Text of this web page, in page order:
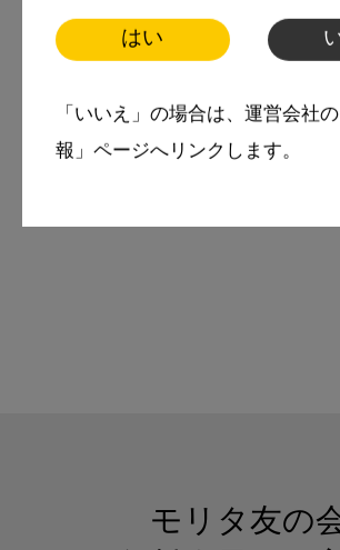
はい
「いいえ」の場合は、運営会社
報」ページへリンクします。
むし歯の少ない町の
の日常 シーズン２：
むし歯予防
スマイル＋アーカイ
モリタ友の